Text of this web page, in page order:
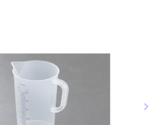
keyboard_arrow_right